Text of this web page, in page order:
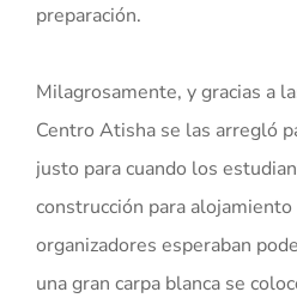
preparación.
Milagrosamente, y gracias a
Centro Atisha se las arregló
justo para cuando los
construcción para
organizadores esperaban
una gran carpa blanca se